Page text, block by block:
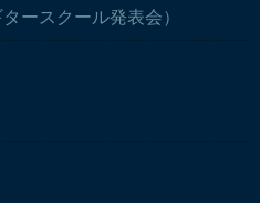
ースクール発表会）